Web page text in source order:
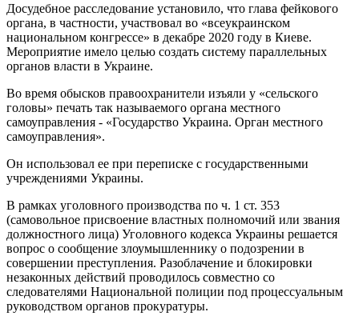
Досудебное расследование установило, что глава фейкового
органа, в частности, участвовал во «всеукраинском
национальном конгрессе» в декабре 2020 году в Киеве.
Мероприятие имело целью создать систему параллельных
органов власти в Украине.
Во время обысков правоохранители изъяли у «сельского
головы» печать так называемого органа местного
самоуправления - «Государство Украина. Орган местного
самоуправления».
Он использовал ее при переписке с государственными
учреждениями Украины.
В рамках уголовного производства по ч. 1 ст. 353
(самовольное присвоение властных полномочий или звания
должностного лица) Уголовного кодекса Украины решается
вопрос о сообщение злоумышленнику о подозрении в
совершении преступления. Разоблачение и блокировки
незаконных действий проводилось совместно со
следователями Национальной полиции под процессуальным
руководством органов прокуратуры.